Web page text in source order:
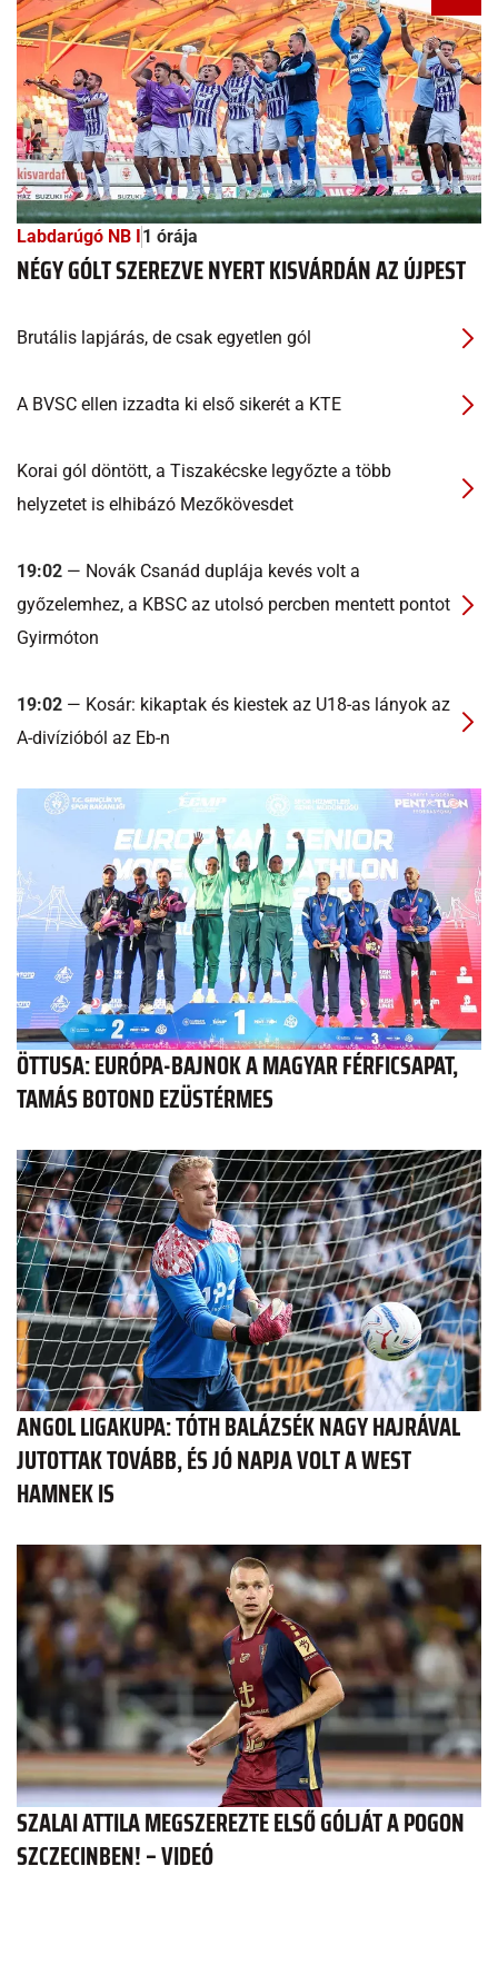
Labdarúgó NB I1 órája
NÉGY GÓLT SZEREZVE NYERT KISVÁRDÁN AZ ÚJPEST
Brutális lapjárás, de csak egyetlen gól
A BVSC ellen izzadta ki első sikerét a KTE
Korai gól döntött, a Tiszakécske legyőzte a több
helyzetet is elhibázó Mezőkövesdet
19:02 — Novák Csanád duplája kevés volt a
győzelemhez, a KBSC az utolsó percben mentett pontot
Gyirmóton
19:02 — Kosár: kikaptak és kiestek az U18-as lányok az
A-divízióból az Eb-n
ÖTTUSA: EURÓPA-BAJNOK A MAGYAR FÉRFICSAPAT,
TAMÁS BOTOND EZÜSTÉRMES
ANGOL LIGAKUPA: TÓTH BALÁZSÉK NAGY HAJRÁVAL
JUTOTTAK TOVÁBB, ÉS JÓ NAPJA VOLT A WEST
HAMNEK IS
SZALAI ATTILA MEGSZEREZTE ELSŐ GÓLJÁT A POGON
SZCZECINBEN! – VIDEÓ